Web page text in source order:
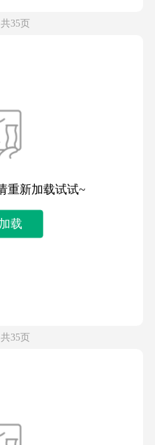
35页
重新加载试试~
载
35页